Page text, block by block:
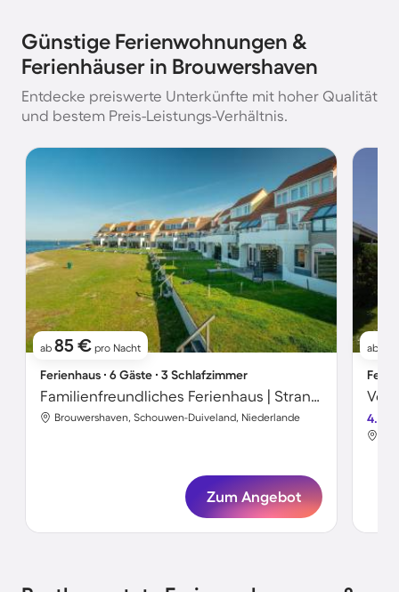
Günstige Ferienwohnungen &
Ferienhäuser in Brouwershaven
Entdecke preiswerte Unterkünfte mit hoher Qualität
und bestem Preis-Leistungs-Verhältnis.
ab 85 € pro Nacht
Ferienhaus ∙ 6 Gäste ∙ 3 Schlafzimmer
Familienfreundliches Ferienhaus | Strand in der Nähe
Brouwershaven, Schouwen-Duiveland, Niederlande
Zum Angebot
ab
4.4